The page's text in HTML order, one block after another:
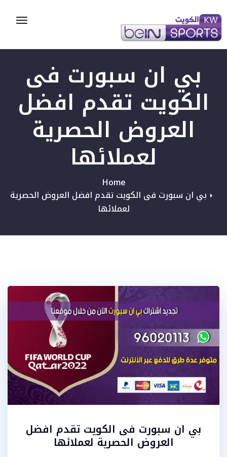
بي ان سبورت فى
الكويت تقدم افضل
العروض الحصرية
لعملائها
Home
بي ان سبورت فى الكويت تقدم افضل العروض الحصرية
لعملائها
بي ان سبورت فى الكويت تقدم افضل
العروض الحصرية لعملائها